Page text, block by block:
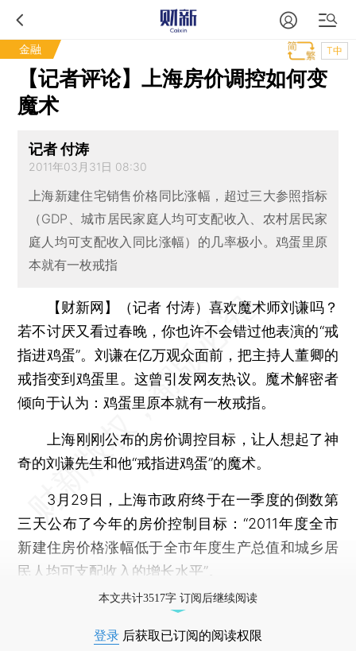
金融 T中
【记者评论】上海房价调控如何变
魔术
记者 付涛
2011年03月31日 08:30
上海新建住宅销售价格同比涨幅，超过三大参照指标
（GDP、城市居民家庭人均可支配收入、农村居民家
庭人均可支配收入同比涨幅）的几率极小。鸡蛋里原
本就有一枚戒指
【财新网】（记者 付涛） 喜欢魔术师刘谦吗？
若不讨厌又看过春晚，你也许不会错过他表演的“戒
指进鸡蛋”。刘谦在亿万观众面前，把主持人董卿的
戒指变到鸡蛋里。这曾引发网友热议。魔术解密者
倾向于认为：鸡蛋里原本就有一枚戒指。
上海刚刚公布的房价调控目标，让人想起了神
奇的刘谦先生和他“戒指进鸡蛋”的魔术。
3月29日，上海市政府终于在一季度的倒数第
三天公布了今年的房价控制目标：“2011年度全市
新建住房价格涨幅低于全市年度生产总值和城乡居
民人均可支配收入的增长水平”。
本文共计3517字 订阅后继续阅读
登录 后获取已订阅的阅读权限